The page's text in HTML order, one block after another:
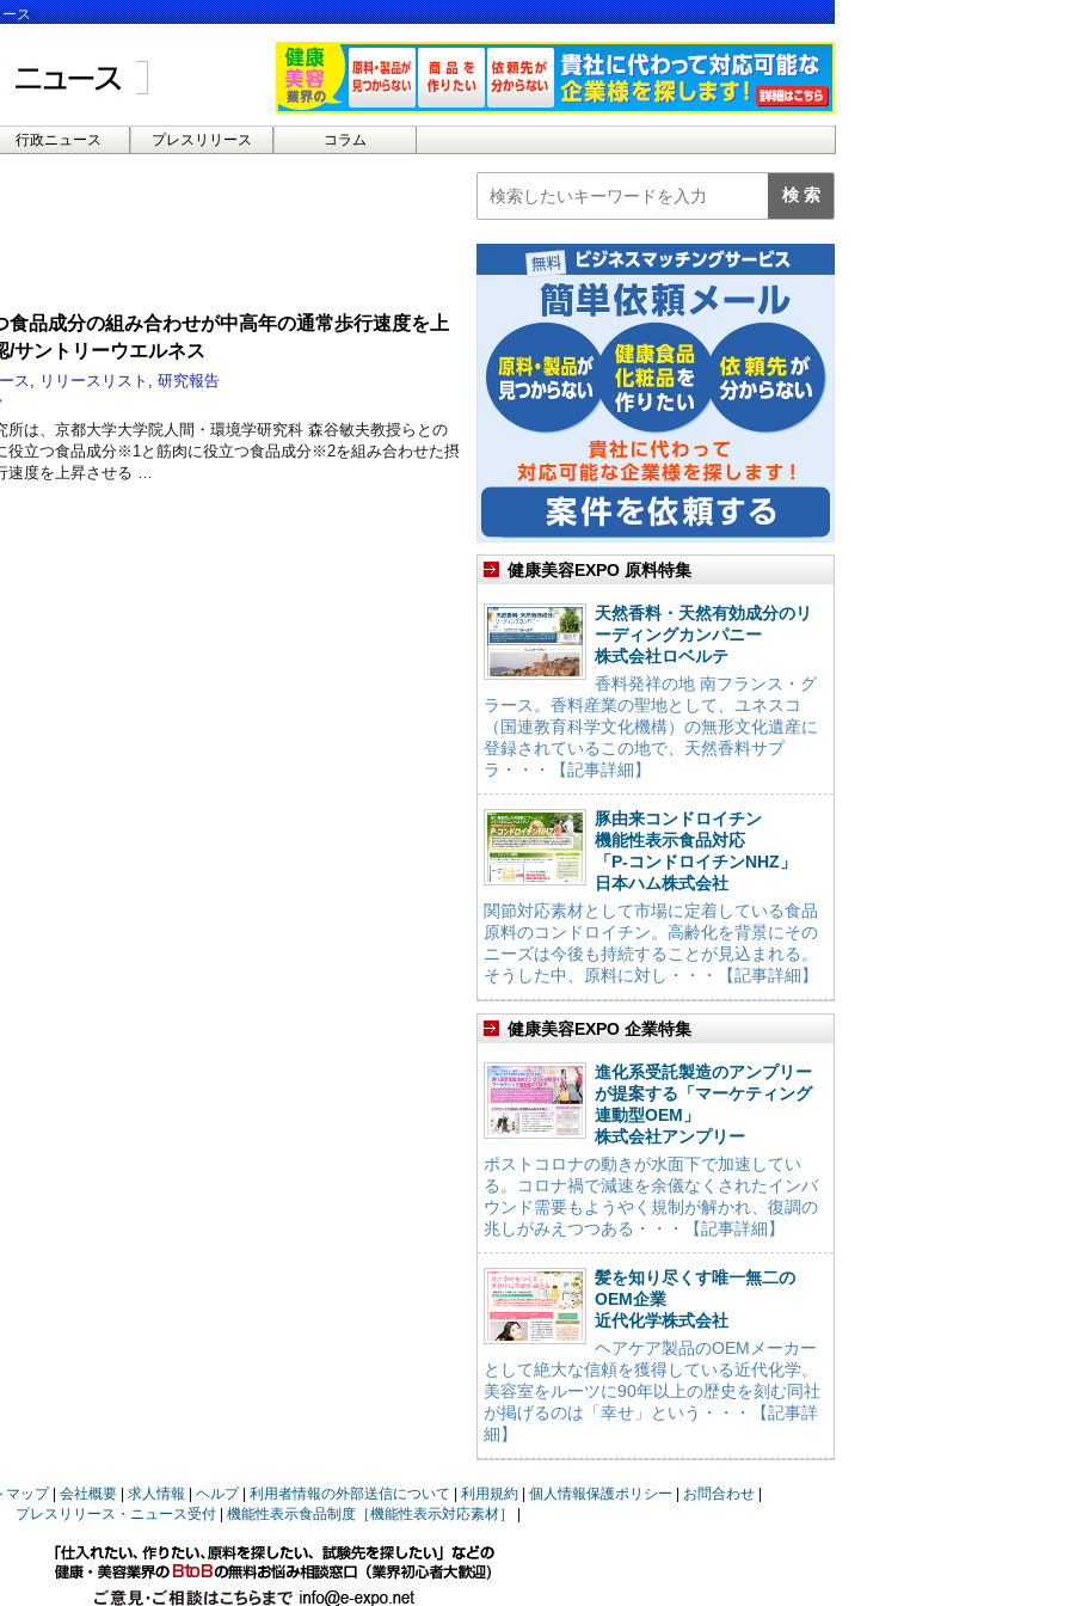
ス
行政ニュース プレスリリース コラム
食品成分の組み合わせが中高年の通常歩行速度を上
/サントリーウエルネス
ス リリースリスト
研究報告
所は、京都大学大学院人間・環境学研究科 森谷敏夫教授らとの
役立つ食品成分※1と筋肉に役立つ食品成分※2を組み合わせた摂
速度を上昇させる …
健康美容EXPO 原料特集
天然香料・天然有効成分のリ
ーディングカンパニー
株式会社ロベルテ
香料発祥の地 南フランス・グ
ラース。香料産業の聖地として、ユネスコ
（国連教育科学文化機構）の無形文化遺産に
登録されているこの地で、天然香料サプ
ラ・・・【記事詳細】
豚由来コンドロイチン
機能性表示食品対応
「P-コンドロイチンNHZ」
日本ハム株式会社
関節対応素材として市場に定着している食品
原料のコンドロイチン。高齢化を背景にその
ニーズは今後も持続することが見込まれる。
そうした中、原料に対し・・・【記事詳細】
健康美容EXPO 企業特集
進化系受託製造のアンプリー
が提案する「マーケティング
連動型OEM」
株式会社アンプリー
ポストコロナの動きが水面下で加速してい
る。コロナ禍で減速を余儀なくされたインバ
ウンド需要もようやく規制が解かれ、復調の
兆しがみえつつある・・・【記事詳細】
髪を知り尽くす唯一無二の
OEM企業
近代化学株式会社
ヘアケア製品のOEMメーカー
として絶大な信頼を獲得している近代化学。
美容室をルーツに90年以上の歴史を刻む同社
が掲げるのは「幸せ」という・・・【記事詳
細】
マップ 会社概要 求人情報 ヘルプ 利用者情報の外部送信について 利用規約 個人情報保護ポリシー
お問合わせ
プレスリリース・ニュース受付
機能性表示食品制度［機能性表示対応素材］